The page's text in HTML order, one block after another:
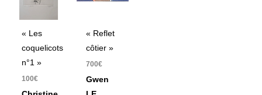
« Les
coquelicots
n°1 »
100€
« Reflet
côtier »
700€
Gwen